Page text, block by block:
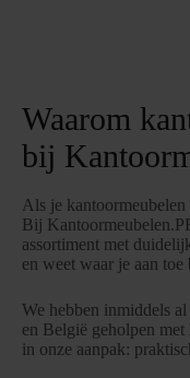
Waarom
bij
Als je
Bij
assortiment met
en weet waar je aan toe
We hebben inmiddels
en België geholpen
in onze aanpak: